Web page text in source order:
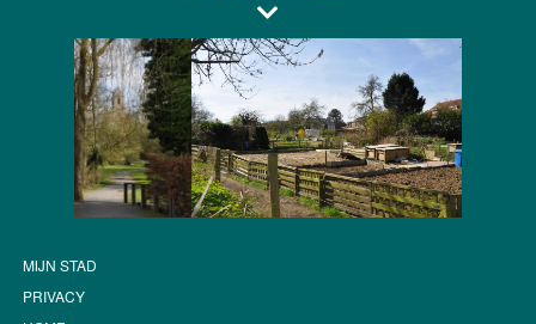
MIJN STAD
PRIVACY